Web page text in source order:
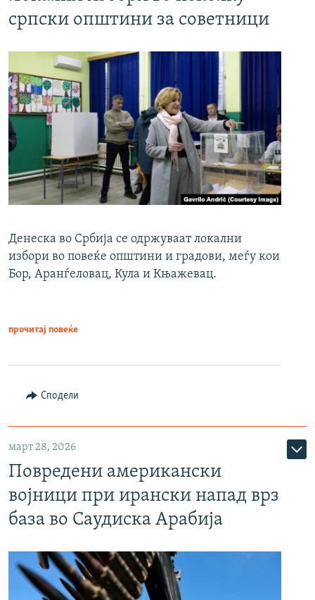
српски општини за советници
Денеска во Србија се одржуваат локални
избори во повеќе општини и градови, меѓу кои
Бор, Аранѓеловац, Кула и Књажевац.
прочитај повеќе
Сподели
март 28, 2026
Повредени американски
војници при ирански напад врз
база во Саудиска Арабија